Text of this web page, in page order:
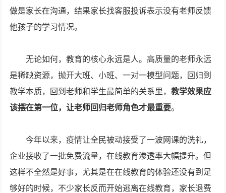
做是家长在沟通，结果家长找客服投诉表示没有老师反馈
他孩子的学习情况。
无论如何，教育的核心永远是人。高质量的老师永远
是稀缺资源，抛开大班、小班、一对一模型问题，回归到
教学本质，回到老师和学生最简单的关系里，教学效果应
该摆在第一位，让老师回归老师角色才最重要。
今年以来，疫情让全民被动接受了一波网课的洗礼，
企业接收了一批免费流量，在线教育渗透率大幅提升。但
这样不全然是好事，尤其是在在线教育的体验还没有到足
够好的时候，不少家长反而开始逃离在线教育，家长退费